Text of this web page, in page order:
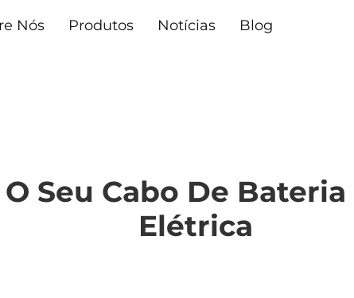
Nós Produtos Notícias
Blog
Seu Cabo De
Elétrica